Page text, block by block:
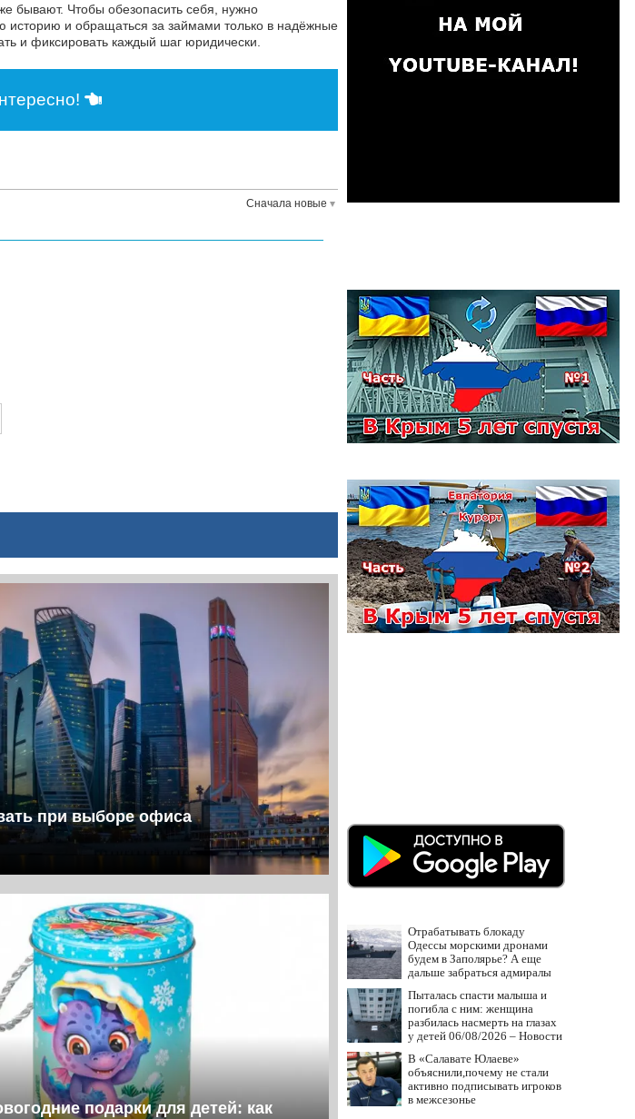
бывают. Чтобы обезопасить себя, нужно
историю и обращаться за займами только в надёжные
и фиксировать каждый шаг юридически.
Сначала новые
при выборе офиса
подарки для детей: как
Отрабатывать блокаду
Одессы морскими дронами
будем в Заполярье? А еще
дальше забраться адмиралы
Пыталась спасти малыша и
погибла с ним: женщина
разбилась насмерть на глазах
у детей 06/08/2026 – Новости
В «Салавате Юлаеве»
объяснили,почему не стали
активно подписывать игроков
в межсезонье